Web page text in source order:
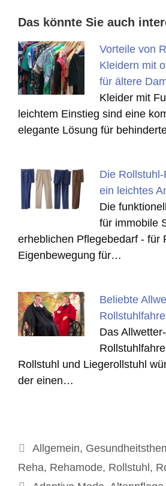
Das könnte Sie auch
Vorteile von
Kleidern mit
für ältere
Kleider mit
leichtem Einstieg sind eine
elegante Lösung für
Die
ein leichtes
Die
für immobile
erheblichen Pflegebedarf - für
Eigenbewegung für…
Beliebte
Das
Rollstuhl und Liegerollstuhl
der einen…
Kategorien
Allgemein,
Reha, Rehamode, Rollstuhl,